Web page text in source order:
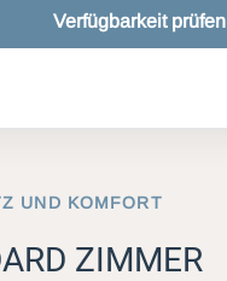
Verfügbarkeit prüfen
UND KOMFORT
ZIMMER